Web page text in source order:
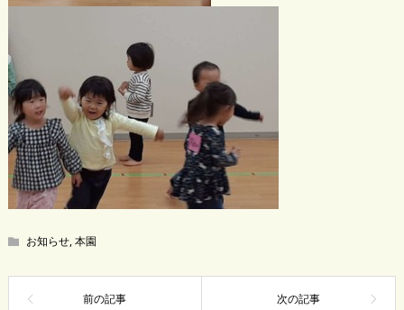
お知らせ,本園